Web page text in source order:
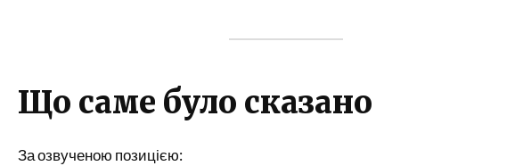
Що саме було сказано
За озвученою позицією: